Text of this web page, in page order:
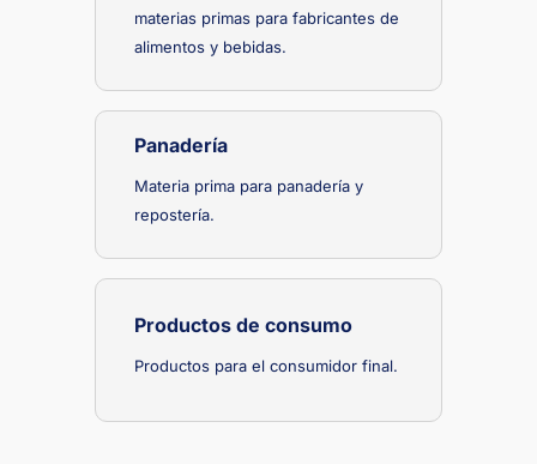
materias primas para fabricantes de
alimentos y bebidas.
Panadería
Materia prima para panadería y
repostería.
Productos de consumo
Productos para el consumidor final.